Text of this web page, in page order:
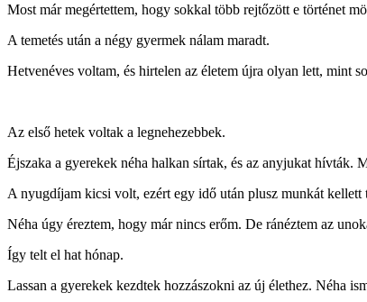
Most már megértettem, hogy sokkal több rejtőzött e történet
A temetés után a négy gyermek nálam maradt.
Hetvenéves voltam, és hirtelen az életem újra olyan lett, mint
Az első hetek voltak a legnehezebbek.
Éjszaka a gyerekek néha halkan sírtak, és az anyjukat hívták.
A nyugdíjam kicsi volt, ezért egy idő után plusz munkát
Néha úgy éreztem, hogy már nincs erőm. De ránéztem az
Így telt el hat hónap.
Lassan a gyerekek kezdtek hozzászokni az új élethez. Néha